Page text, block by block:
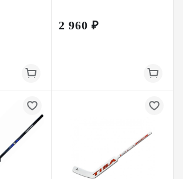
2 960 ₽